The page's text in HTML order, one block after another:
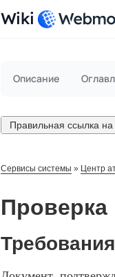
Wiki
Описание
Правильная ссылка на
Сервисы системы » Центр
Проверка